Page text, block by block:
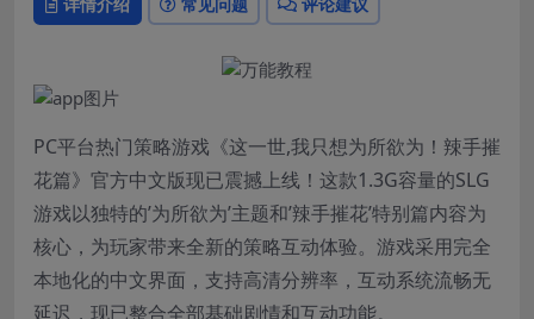
详情介绍 常见问题 评论建议
PC平台热门策略游戏《这一世,我只想为所欲为！辣手摧
花篇》官方中文版现已震撼上线！这款1.3G容量的SLG
游戏以独特的’为所欲为’主题和’辣手摧花’特别篇内容为
核心，为玩家带来全新的策略互动体验。游戏采用完全
本地化的中文界面，支持高清分辨率，互动系统流畅无
延迟，现已整合全部基础剧情和互动功能。